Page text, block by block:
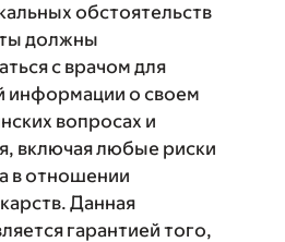
обстоятельств
должны
с врачом для
информации о своем
вопросах и
включая любые риски
в отношении
Данная
гарантией того,